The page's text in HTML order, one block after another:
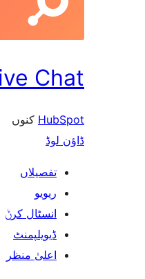
Chat
HubSpot کنوں
ڈاؤن لوڈ
تفصیلاں
ریویو
انسٹال کرݨ
ڈیویلپمنٹ
اعلیٰ منظر